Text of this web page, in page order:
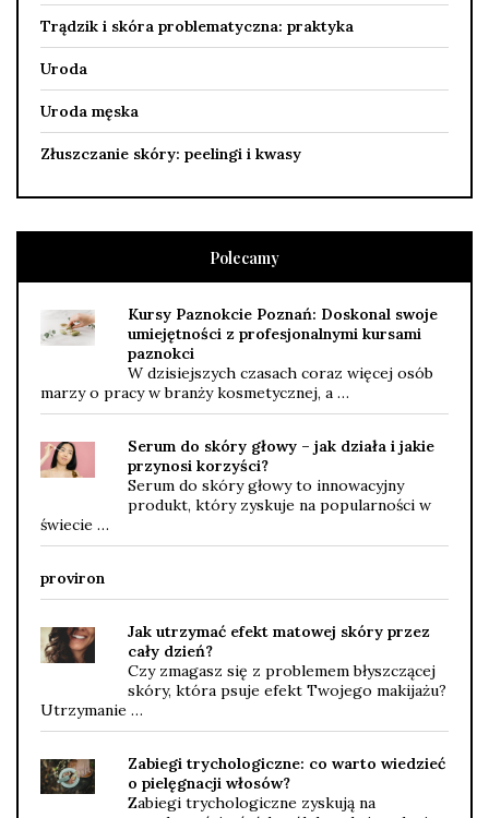
Trądzik i skóra problematyczna: praktyka
Uroda
Uroda męska
Złuszczanie skóry: peelingi i kwasy
Polecamy
Kursy Paznokcie Poznań: Doskonal swoje
umiejętności z profesjonalnymi kursami
paznokci
W dzisiejszych czasach coraz więcej osób
marzy o pracy w branży kosmetycznej, a …
Serum do skóry głowy – jak działa i jakie
przynosi korzyści?
Serum do skóry głowy to innowacyjny
produkt, który zyskuje na popularności w
świecie …
proviron
Jak utrzymać efekt matowej skóry przez
cały dzień?
Czy zmagasz się z problemem błyszczącej
skóry, która psuje efekt Twojego makijażu?
Utrzymanie …
Zabiegi trychologiczne: co warto wiedzieć
o pielęgnacji włosów?
Zabiegi trychologiczne zyskują na